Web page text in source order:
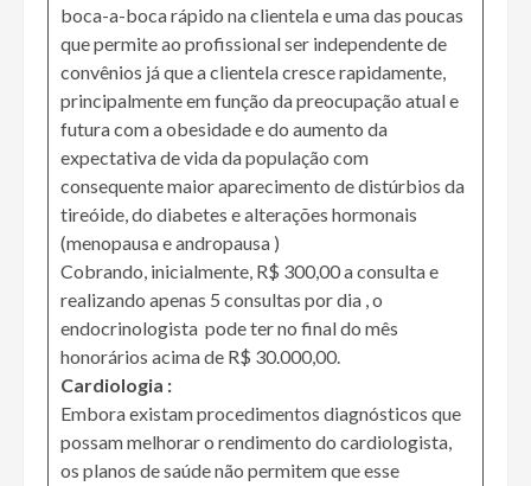
boca-a-boca rápido na clientela e uma das poucas
que permite ao profissional ser independente de
convênios já que a clientela cresce rapidamente,
principalmente em função da preocupação atual e
futura com a obesidade e do aumento da
expectativa de vida da população com
consequente maior aparecimento de distúrbios da
tireóide, do diabetes e alterações hormonais
(menopausa e andropausa )
Cobrando, inicialmente, R$ 300,00 a consulta e
realizando apenas 5 consultas por dia , o
endocrinologista pode ter no final do mês
honorários acima de R$ 30.000,00.
Cardiologia :
Embora existam procedimentos diagnósticos que
possam melhorar o rendimento do cardiologista,
os planos de saúde não permitem que esse